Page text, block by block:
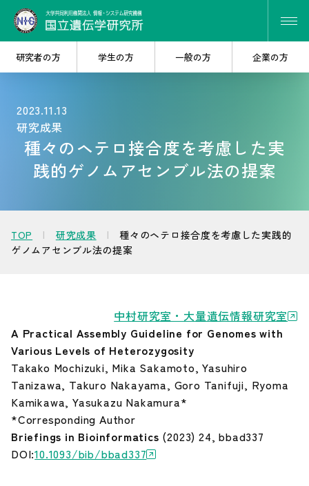
研究・共同研究を
探したい
学びたい
知りたい
考えたい
Our Research（最新の研究成果）
お知らせ
遺伝研とは
研究者の方 学生の方 一般の方 企業の方
2023.11.13
研究成果
種々のヘテロ接合度を考慮した実
践的ゲノムアセンブル法の提案
TOP 研究成果
種々のヘテロ接合度を考慮した実践的
ゲノムアセンブル法の提案
中村研究室・大量遺伝情報研究室
A Practical Assembly Guideline for Genomes with
Various Levels of Heterozygosity
Takako Mochizuki, Mika Sakamoto, Yasuhiro
Tanizawa, Takuro Nakayama, Goro Tanifuji, Ryoma
Kamikawa, Yasukazu Nakamura*
*Corresponding Author
Briefings in Bioinformatics (2023) 24, bbad337
DOI:10.1093/bib/bbad337